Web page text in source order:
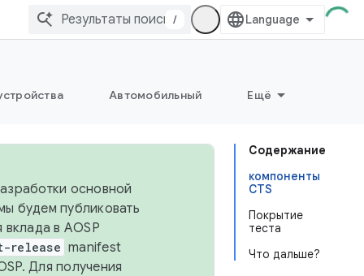
/
Автомобильный Ещё
Содержание
компоненты
CTS
Покрытие
теста
Что дальше?
основной
будем публиковать
в AOSP
release manifest
Для получения